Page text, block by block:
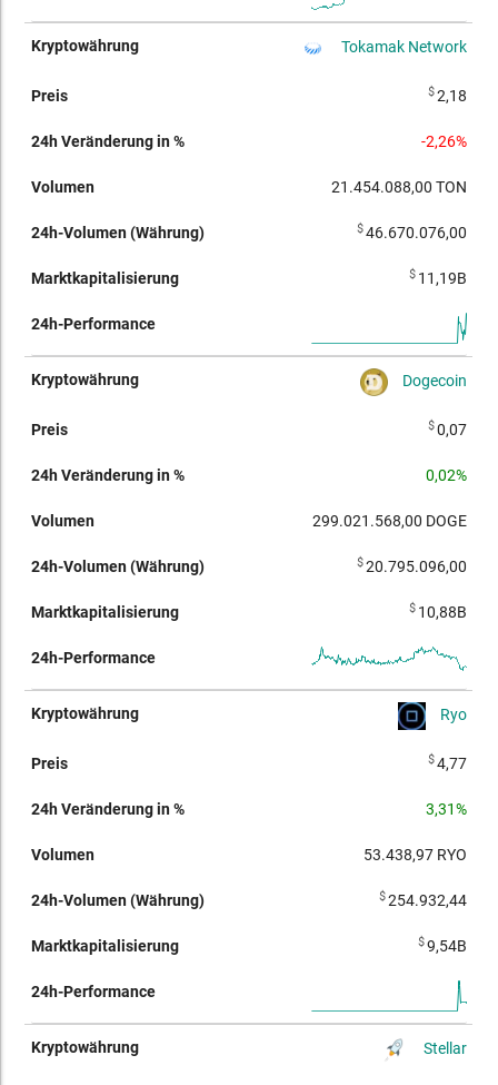
Tokamak Network
$2,18
-2,26%
21.454.088,00 TON
$46.670.076,00
$ 11,19B
Dogecoin
$0,07
0,02%
299.021.568,00 DOGE
$20.795.096,00
$ 10,88B
Ryo
$4,77
3,31%
53.438,97RYO
$254.932,44
$9,54B
Stellar